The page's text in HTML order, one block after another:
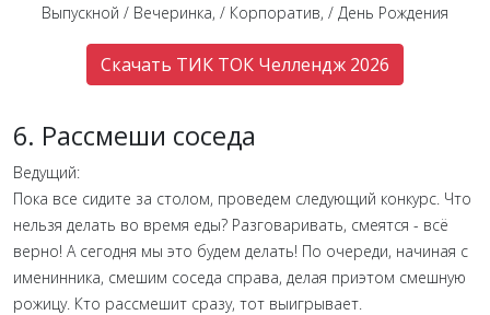
Выпускной / Вечеринка, / Корпоратив, / День Рождения
Скачать ТИК ТОК Челлендж 2026
6. Рассмеши соседа
Ведущий:
Пока все сидите за столом, проведем следующий конкурс. Что
нельзя делать во время еды? Разговаривать, смеятся - всё
верно! А сегодня мы это будем делать! По очереди, начиная с
именинника, смешим соседа справа, делая приэтом смешную
рожицу. Кто рассмешит сразу, тот выигрывает.